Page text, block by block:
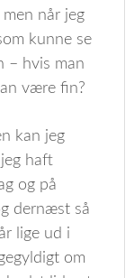
når jeg
kunne se
– hvis man
være fin?
kan jeg
haft
og på
dernæst så
lige ud i
om